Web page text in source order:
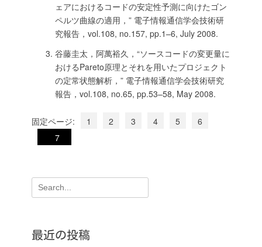
ェアにおけるコードの安定性予測に向けたゴン
ペルツ曲線の適用，” 電子情報通信学会技術研
究報告，vol.108, no.157, pp.1–6, July 2008.
谷藤圭太，阿萬裕久，“ソースコードの変更量に
おけるPareto原理とそれを用いたプロジェクト
の定常状態解析，” 電子情報通信学会技術研究
報告，vol.108, no.65, pp.53–58, May 2008.
固定ページ: 1 2 3 4 5
6
7
検
索:
最近の投稿